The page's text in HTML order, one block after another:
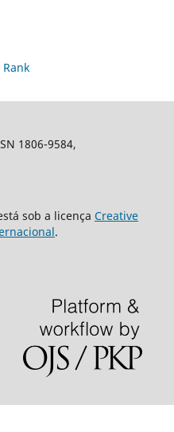
1806-9584,
sob a licença Creative
.